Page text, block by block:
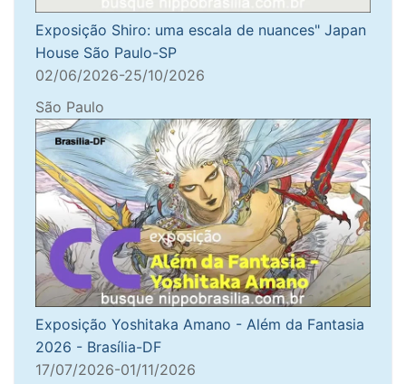
Exposição Shiro: uma escala de nuances" Japan
House São Paulo-SP
02/06/2026-25/10/2026
São Paulo
Exposição Yoshitaka Amano - Além da Fantasia
2026 - Brasília-DF
17/07/2026-01/11/2026